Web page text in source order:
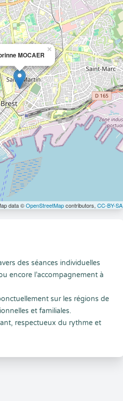
MOCAER
×
data ©OpenStreetMapcontributors,CC-BY-SA
des séances individuelles
encore l’accompagnement à
sur les régions de
et familiales.
respectueux du rythme et